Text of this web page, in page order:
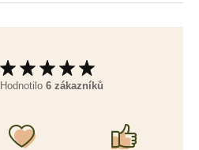
Hodnotilo 6 zákazníků